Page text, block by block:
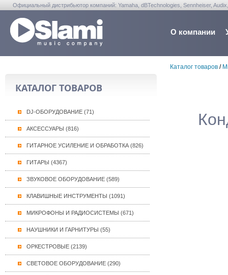
Официальный дистрибьютор компаний: Yamaha, dBTechnologies, Sennheiser,
О компании
КАТАЛОГ ТОВАРОВ
DJ-ОБОРУДОВАНИЕ (71)
АКСЕССУАРЫ (816)
ГИТАРНОЕ УСИЛЕНИЕ И ОБРАБОТКА (826)
ГИТАРЫ (4367)
ЗВУКОВОЕ ОБОРУДОВАНИЕ (589)
КЛАВИШНЫЕ ИНСТРУМЕНТЫ (1091)
МИКРОФОНЫ И РАДИОСИСТЕМЫ (671)
НАУШНИКИ И ГАРНИТУРЫ (55)
ОРКЕСТРОВЫЕ (2139)
СВЕТОВОЕ ОБОРУДОВАНИЕ (290)
Каталог товаров/